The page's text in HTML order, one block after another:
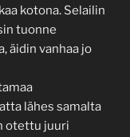
kotona. Selailin
tuonne
äidin vanhaa jo
lähes samalta
otettu juuri